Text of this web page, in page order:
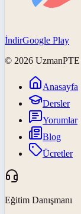
İndirGoogle Play
© 2026 UzmanPTE
Anasayfa
Dersler
Yorumlar
Blog
Ücretler
Eğitim Danışmanı